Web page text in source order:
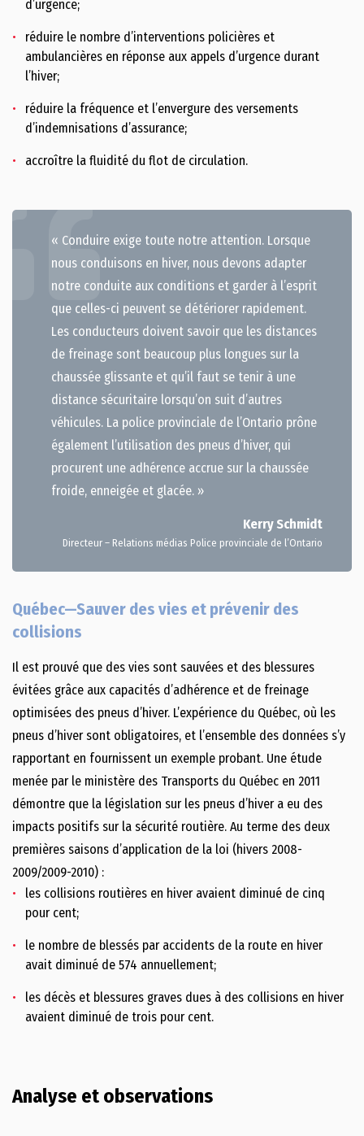
d’urgence;
réduire le nombre d’interventions policières et
ambulancières en réponse aux appels d’urgence durant
l’hiver;
réduire la fréquence et l’envergure des versements
d’indemnisations d’assurance;
accroître la fluidité du flot de circulation.
« Conduire exige toute notre attention. Lorsque
nous conduisons en hiver, nous devons adapter
notre conduite aux conditions et garder à l’esprit
que celles-ci peuvent se détériorer rapidement.
Les conducteurs doivent savoir que les distances
de freinage sont beaucoup plus longues sur la
chaussée glissante et qu’il faut se tenir à une
distance sécuritaire lorsqu’on suit d’autres
véhicules. La police provinciale de l’Ontario prône
également l’utilisation des pneus d’hiver, qui
procurent une adhérence accrue sur la chaussée
froide, enneigée et glacée. »
Kerry Schmidt
Directeur – Relations médias Police provinciale de l’Ontario
Québec—Sauver des vies et prévenir des
collisions
Il est prouvé que des vies sont sauvées et des blessures
évitées grâce aux capacités d’adhérence et de freinage
optimisées des pneus d’hiver. L’expérience du Québec, où les
pneus d’hiver sont obligatoires, et l’ensemble des données s’y
rapportant en fournissent un exemple probant. Une étude
menée par le ministère des Transports du Québec en 2011
démontre que la législation sur les pneus d’hiver a eu des
impacts positifs sur la sécurité routière. Au terme des deux
premières saisons d’application de la loi (hivers 2008-
2009/2009-2010) :
les collisions routières en hiver avaient diminué de cinq
pour cent;
le nombre de blessés par accidents de la route en hiver
avait diminué de 574 annuellement;
les décès et blessures graves dues à des collisions en hiver
avaient diminué de trois pour cent.
Analyse et observations